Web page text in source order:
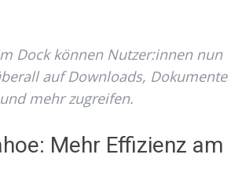
Dock können Nutzer:innen nun
auf Downloads, Dokumente
und mehr zugreifen.
Mehr Effizienz am